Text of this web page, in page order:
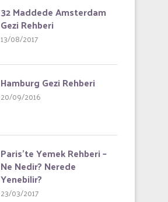
32 Maddede Amsterdam
Gezi Rehberi
13/08/2017
Hamburg Gezi Rehberi
20/09/2016
Paris’te Yemek Rehberi –
Ne Nedir? Nerede
Yenebilir?
23/03/2017